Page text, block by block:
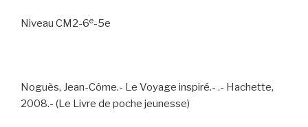
Niveau CM2-6e-5e
Noguès, Jean-Côme.- Le Voyage inspiré.- .- Hachette,
2008.- (Le Livre de poche jeunesse)